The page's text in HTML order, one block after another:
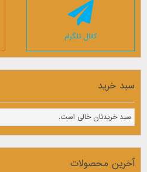
کانال تلگرام
سبد خرید
سبد خریدتان خالی است.
آخرین محصولات